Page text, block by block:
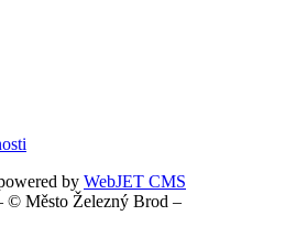
by WebJET CMS
© Město Železný Brod –